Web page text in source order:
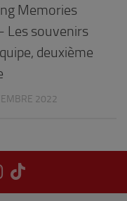
Memories
Les souvenirs
deuxième
2022